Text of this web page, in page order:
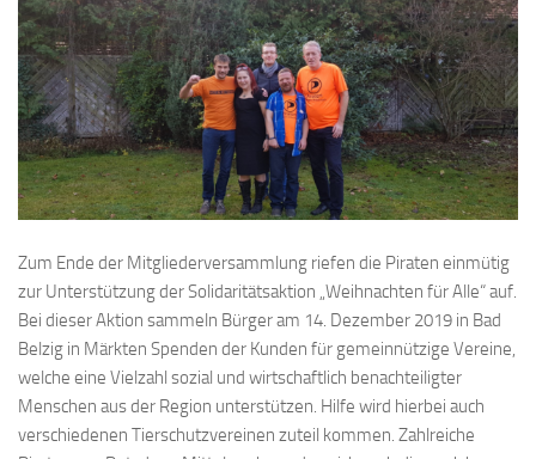
Zum Ende der Mitgliederversammlung riefen die Piraten einmütig
zur Unterstützung der Solidaritätsaktion „Weihnachten für Alle“ auf.
Bei dieser Aktion sammeln Bürger am 14. Dezember 2019 in Bad
Belzig in Märkten Spenden der Kunden für gemeinnützige Vereine,
welche eine Vielzahl sozial und wirtschaftlich benachteiligter
Menschen aus der Region unterstützen. Hilfe wird hierbei auch
verschiedenen Tierschutzvereinen zuteil kommen. Zahlreiche